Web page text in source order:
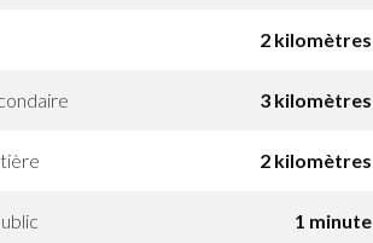
2 kilomètres
3 kilomètres
2 kilomètres
1 minute